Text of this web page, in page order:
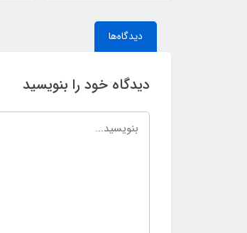
دیدگاه‌ها
دیدگاه خود را بنویسید